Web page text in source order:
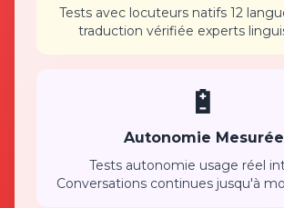
Tests avec locuteurs natifs 12
traduction vérifiée experts
🔋
Autonomie Mesurée
Tests autonomie usage réel
Conversations continues jusqu'à